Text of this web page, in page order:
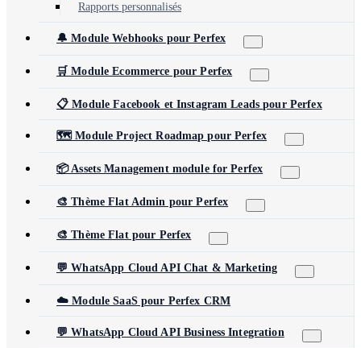
Rapports personnalisés
🔔 Module Webhooks pour Perfex
🛒 Module Ecommerce pour Perfex
📋 Module Facebook et Instagram Leads pour Perfex
🗺️ Module Project Roadmap pour Perfex
📦 Assets Management module for Perfex
🎨 Thème Flat Admin pour Perfex
🎨 Thème Flat pour Perfex
💬 WhatsApp Cloud API Chat & Marketing
☁️ Module SaaS pour Perfex CRM
💬 WhatsApp Cloud API Business Integration